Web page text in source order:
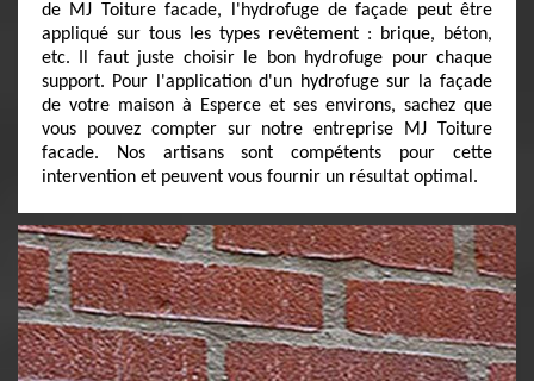
de MJ Toiture facade, l'hydrofuge de façade peut être
appliqué sur tous les types revêtement : brique, béton,
etc. Il faut juste choisir le bon hydrofuge pour chaque
support. Pour l'application d'un hydrofuge sur la façade
de votre maison à Esperce et ses environs, sachez que
vous pouvez compter sur notre entreprise MJ Toiture
facade. Nos artisans sont compétents pour cette
intervention et peuvent vous fournir un résultat optimal.